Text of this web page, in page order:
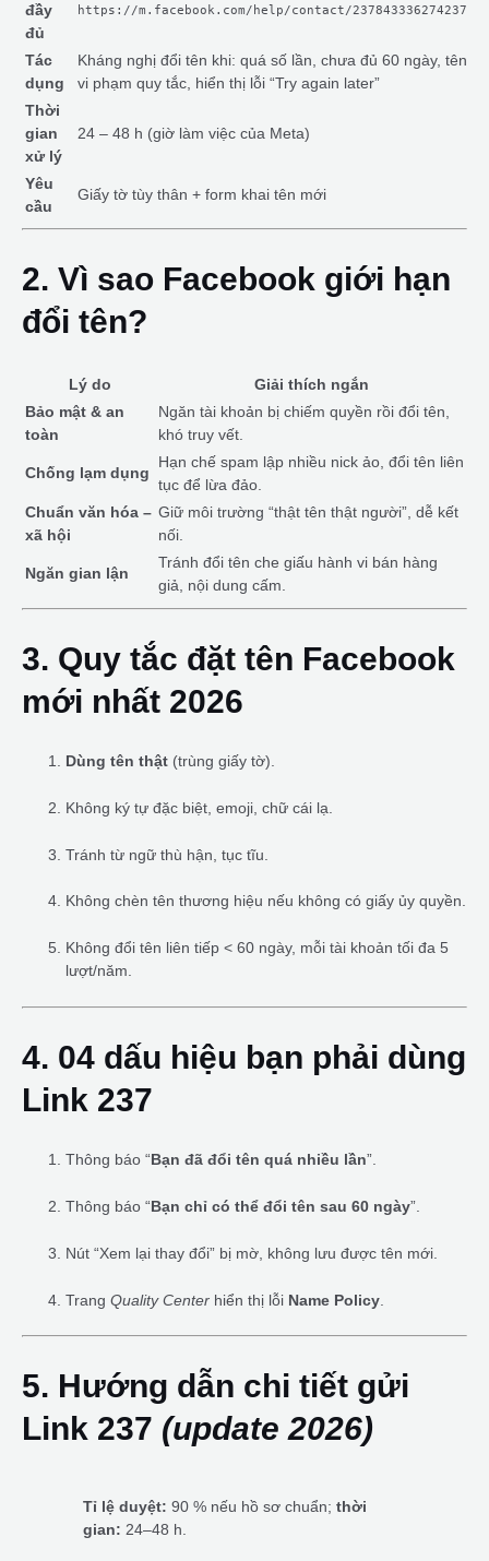
đầy
đủ
https://m.facebook.com/help/contact/237843336274237
Tác
dụng
Kháng nghị đổi tên khi: quá số lần, chưa đủ 60 ngày, tên
vi phạm quy tắc, hiển thị lỗi “Try again later”
Thời
gian
xử lý
24 – 48 h (giờ làm việc của Meta)
Yêu
cầu
Giấy tờ tùy thân + form khai tên mới
2. Vì sao Facebook giới hạn
đổi tên?
Lý do
Giải thích ngắn
Bảo mật & an
toàn
Ngăn tài khoản bị chiếm quyền rồi đổi tên,
khó truy vết.
Chống lạm dụng
Hạn chế spam lập nhiều nick ảo, đổi tên liên
tục để lừa đảo.
Chuẩn văn hóa –
xã hội
Giữ môi trường “thật tên thật người”, dễ kết
nối.
Ngăn gian lận
Tránh đổi tên che giấu hành vi bán hàng
giả, nội dung cấm.
3. Quy tắc đặt tên Facebook
mới nhất 2026
Dùng tên thật (trùng giấy tờ).
Không ký tự đặc biệt, emoji, chữ cái lạ.
Tránh từ ngữ thù hận, tục tĩu.
Không chèn tên thương hiệu nếu không có giấy ủy quyền.
Không đổi tên liên tiếp < 60 ngày, mỗi tài khoản tối đa 5
lượt/năm.
4. 04 dấu hiệu bạn phải dùng
Link 237
Thông báo “ Bạn đã đổi tên quá nhiều lần”.
Thông báo “ Bạn chỉ có thể đổi tên sau 60 ngày”.
Nút “Xem lại thay đổi” bị mờ, không lưu được tên mới.
Trang Quality Center hiển thị lỗi Name Policy
5. Hướng dẫn chi tiết gửi
Link 237 (update 2026)
Tỉ lệ duyệt: 90 % nếu hồ sơ chuẩn;thời
gian: 24–48 h.